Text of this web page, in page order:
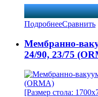
ПодробнееСравнить
Мембранно-
24/90, 23/75
[Размер стола: